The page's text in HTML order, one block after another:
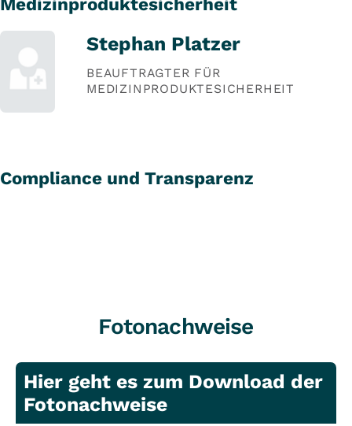
Stephan Platzer
BEAUFTRAGTER FÜR
MEDIZINPRODUKTESICHERHEIT
Compliance und Transparenz
Fotonachweise
Hier geht es zum Download der
Fotonachweise